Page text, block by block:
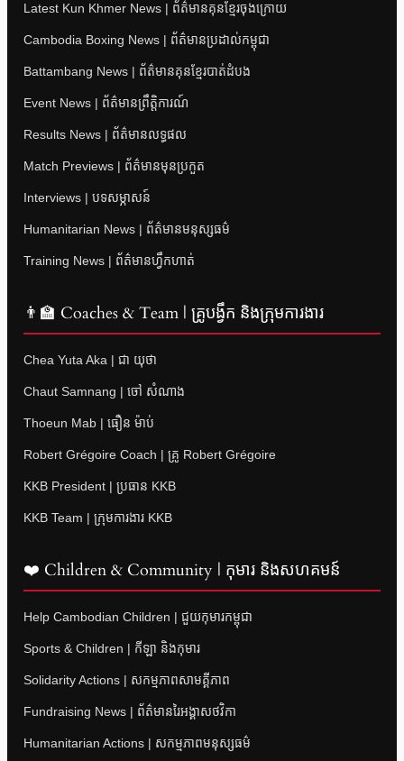
Latest Kun Khmer News | ព័ត៌មានគុនខ្មែរចុងក្រោយ
Cambodia Boxing News | ព័ត៌មានប្រដាល់កម្ពុជា
Battambang News | ព័ត៌មានគុនខ្មែរបាត់ដំបង
Event News | ព័ត៌មានព្រឹត្តិការណ៍
Results News | ព័ត៌មានលទ្ធផល
Match Previews | ព័ត៌មានមុនប្រកួត
Interviews | បទសម្ភាសន៍
Humanitarian News | ព័ត៌មានមនុស្សធម៌
Training News | ព័ត៌មានហ្វឹកហាត់
👨‍🏫 Coaches & Team | គ្រូបង្វឹក និងក្រុមការងារ
Chea Yuta Aka | ជា យុថា
Chaut Samnang | ចៅ សំណាង
Thoeun Mab | ធឿន ម៉ាប់
Robert Grégoire Coach | គ្រូ Robert Grégoire
KKB President | ប្រធាន KKB
KKB Team | ក្រុមការងារ KKB
❤️ Children & Community | កុមារ និងសហគមន៍
Help Cambodian Children | ជួយកុមារកម្ពុជា
Sports & Children | កីឡា និងកុមារ
Solidarity Actions | សកម្មភាពសាមគ្គីភាព
Fundraising News | ព័ត៌មានរៃអង្គាសថវិកា
Humanitarian Actions | សកម្មភាពមនុស្សធម៌